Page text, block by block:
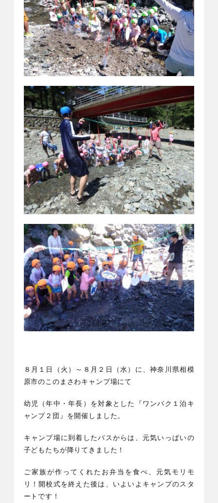
８月１日（火）～８月２日（水）に、神奈川県相模
原市のこのまさわキャンプ場にて
幼児（年中・年長）を対象とした『ワンパク１泊キ
ャンプ２団』を開催しました。
キャンプ場に到着したバスからは、元気いっぱいの
子どもたちが降りてきました！
ご家族が作ってくれたお弁当を食べ、元気モリモ
リ！開校式を終えた後は、いよいよキャンプのスタ
ートです！